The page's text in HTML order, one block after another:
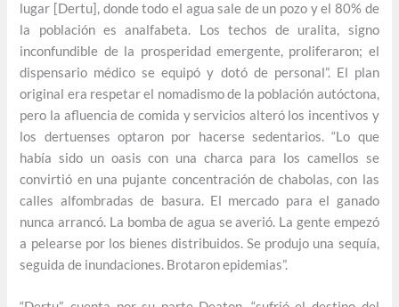
lugar [Dertu], donde todo el agua sale de un pozo y el 80% de
la población es analfabeta. Los techos de uralita, signo
inconfundible de la prosperidad emergente, proliferaron; el
dispensario médico se equipó y dotó de personal”. El plan
original era respetar el nomadismo de la población autóctona,
pero la afluencia de comida y servicios alteró los incentivos y
los dertuenses optaron por hacerse sedentarios. “Lo que
había sido un oasis con una charca para los camellos se
convirtió en una pujante concentración de chabolas, con las
calles alfombradas de basura. El mercado para el ganado
nunca arrancó. La bomba de agua se averió. La gente empezó
a pelearse por los bienes distribuidos. Se produjo una sequía,
seguida de inundaciones. Brotaron epidemias”.